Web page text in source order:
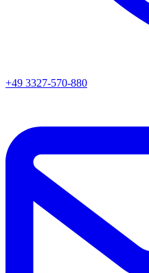
+49 3327-570-880